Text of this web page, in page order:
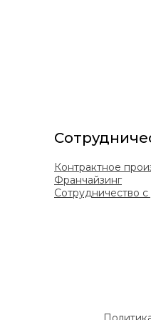
Контрактное
Франчайзинг
Сотрудничество